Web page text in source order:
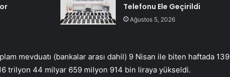
Telefonu Ele Geçirildi
Ağustos 5, 2026
mevduatı (bankalar arası dahil) 9 Nisan ile biten haftada 139
trilyon 44 milyar 659 milyon 914 bin liraya yükseldi.